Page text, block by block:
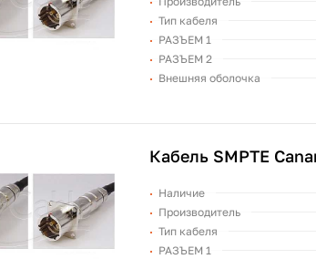
Тип кабеля
РАЗЪЕМ 1
РАЗЪЕМ 2
Внешняя оболочка
Кабель SMPTE
Наличие
Производитель
Тип кабеля
РАЗЪЕМ 1